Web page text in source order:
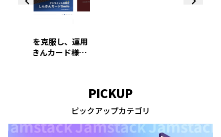
PICKUP
ピックアップカテゴリ